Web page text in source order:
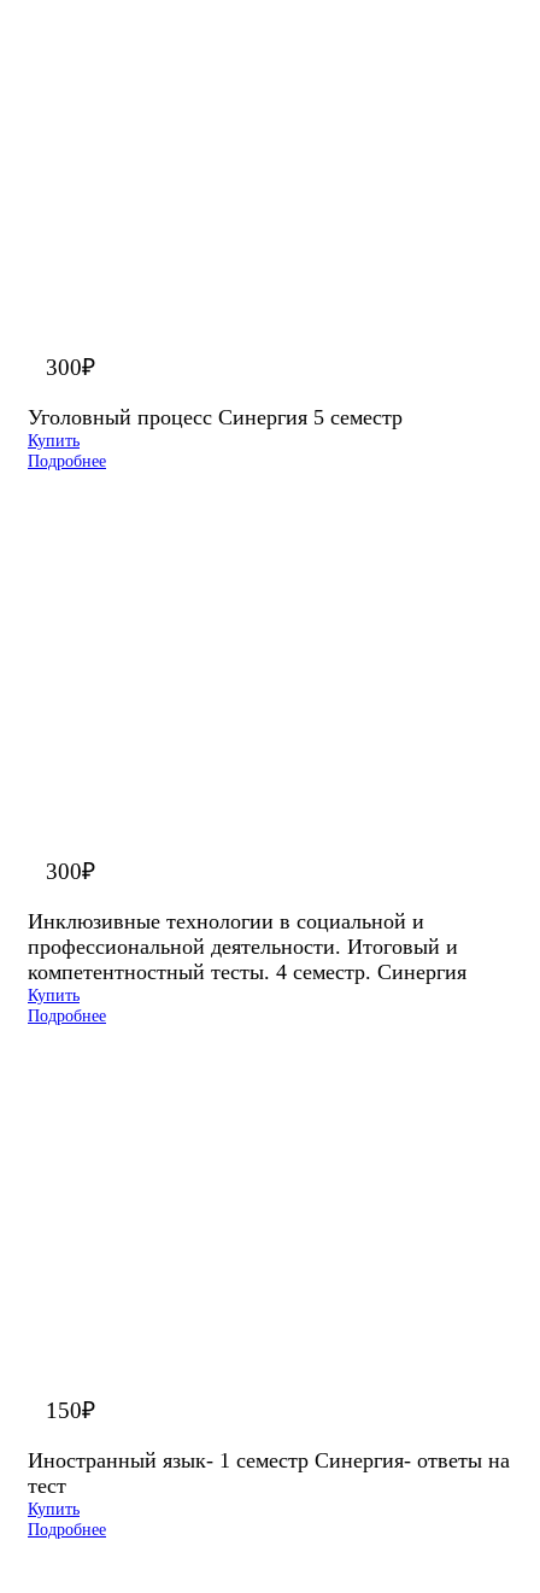
300₽
Уголовный процесс Синергия 5 семестр
Купить
Подробнее
300₽
Инклюзивные технологии в социальной и
профессиональной деятельности. Итоговый и
компетентностный тесты. 4 семестр. Синергия
Купить
Подробнее
150₽
Иностранный язык- 1 семестр Синергия- ответы на
тест
Купить
Подробнее